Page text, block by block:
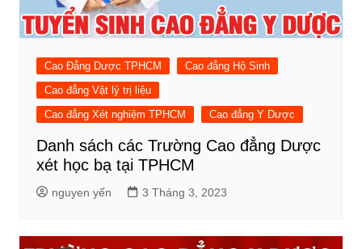
Cao Đẳng Dược TPHCM
Cao đẳng Hộ Sinh
Cao đẳng Vật lý trị liệu
Cao đẳng Xét nghiệm TPHCM
Cao đẳng Y Dược
Danh sách các Trường Cao đẳng Dược
xét học bạ tại TPHCM
nguyen yến 3 Tháng 3, 2023